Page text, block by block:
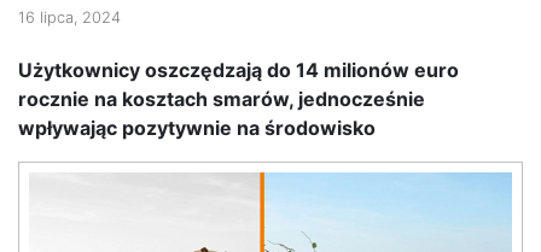
16 lipca, 2024
Użytkownicy oszczędzają do 14 milionów euro
rocznie na kosztach smarów, jednocześnie
wpływając pozytywnie na środowisko